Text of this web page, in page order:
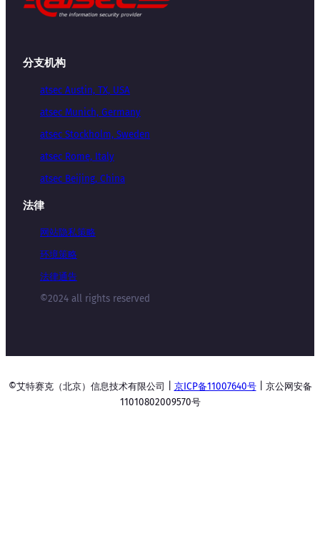
分支机构
atsec Austin, TX, USA
atsec Munich, Germany
atsec Stockholm, Sweden
atsec Rome, Italy
atsec Beijing, China
法律
网站隐私策略
环境策略
法律通告
©2024 all rights reserved
©艾特赛克（北京）信息技术有限公司 | 京ICP备11007640号| 京公网安备
11010802009570号